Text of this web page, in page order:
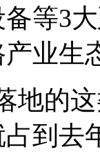
等3
业生
地的
到去